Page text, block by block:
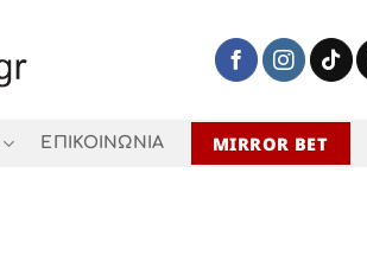
ΕΠΙΚΟΙΝΩΝΙΑ MIRROR BET